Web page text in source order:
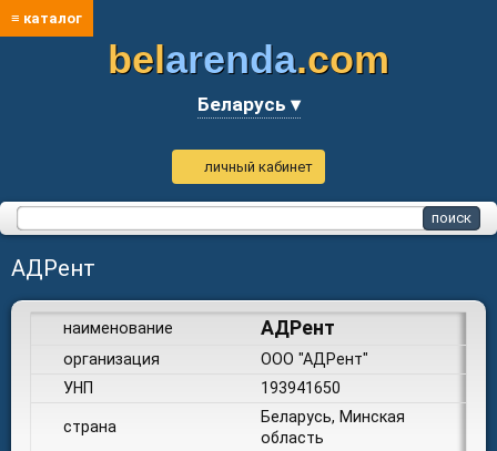
≡ каталог
belarenda.com
Беларусь ▾
личный кабинет
АДРент
наименование АДРент
организация
ООО "АДРент"
УНП
193941650
страна
Беларусь, Минская
область